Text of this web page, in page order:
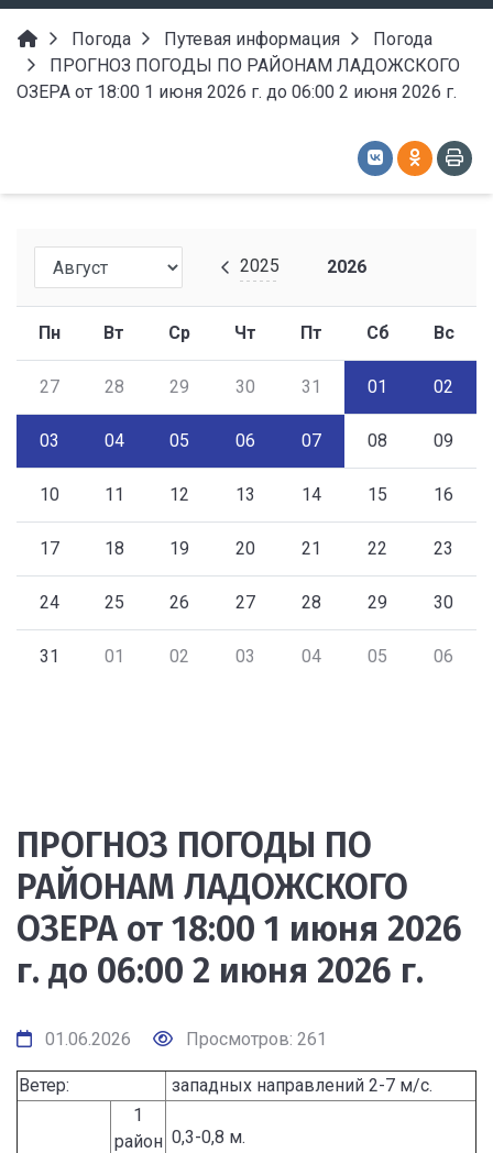
Погода Путевая информация
Погода
ПРОГНОЗ ПОГОДЫ ПО РАЙОНАМ ЛАДОЖСКОГО
ОЗЕРА от 18:00 1 июня 2026 г. до 06:00 2 июня 2026 г.
2025 2026
Пн Вт Ср Чт Пт Сб Вс
27 28 29 30 31 01 02
03 04 05 06 07 08 09
10 11 12 13 14 15 16
17 18 19 20 21 22 23
24 25 26 27 28 29 30
31 01 02 03 04 05 06
ПРОГНОЗ ПОГОДЫ ПО
РАЙОНАМ ЛАДОЖСКОГО
ОЗЕРА от 18:00 1 июня 2026
г. до 06:00 2 июня 2026 г.
01.06.2026 Просмотров: 261
Ветер: западных направлений 2-7 м/с.
1
район 0,3-0,8 м.